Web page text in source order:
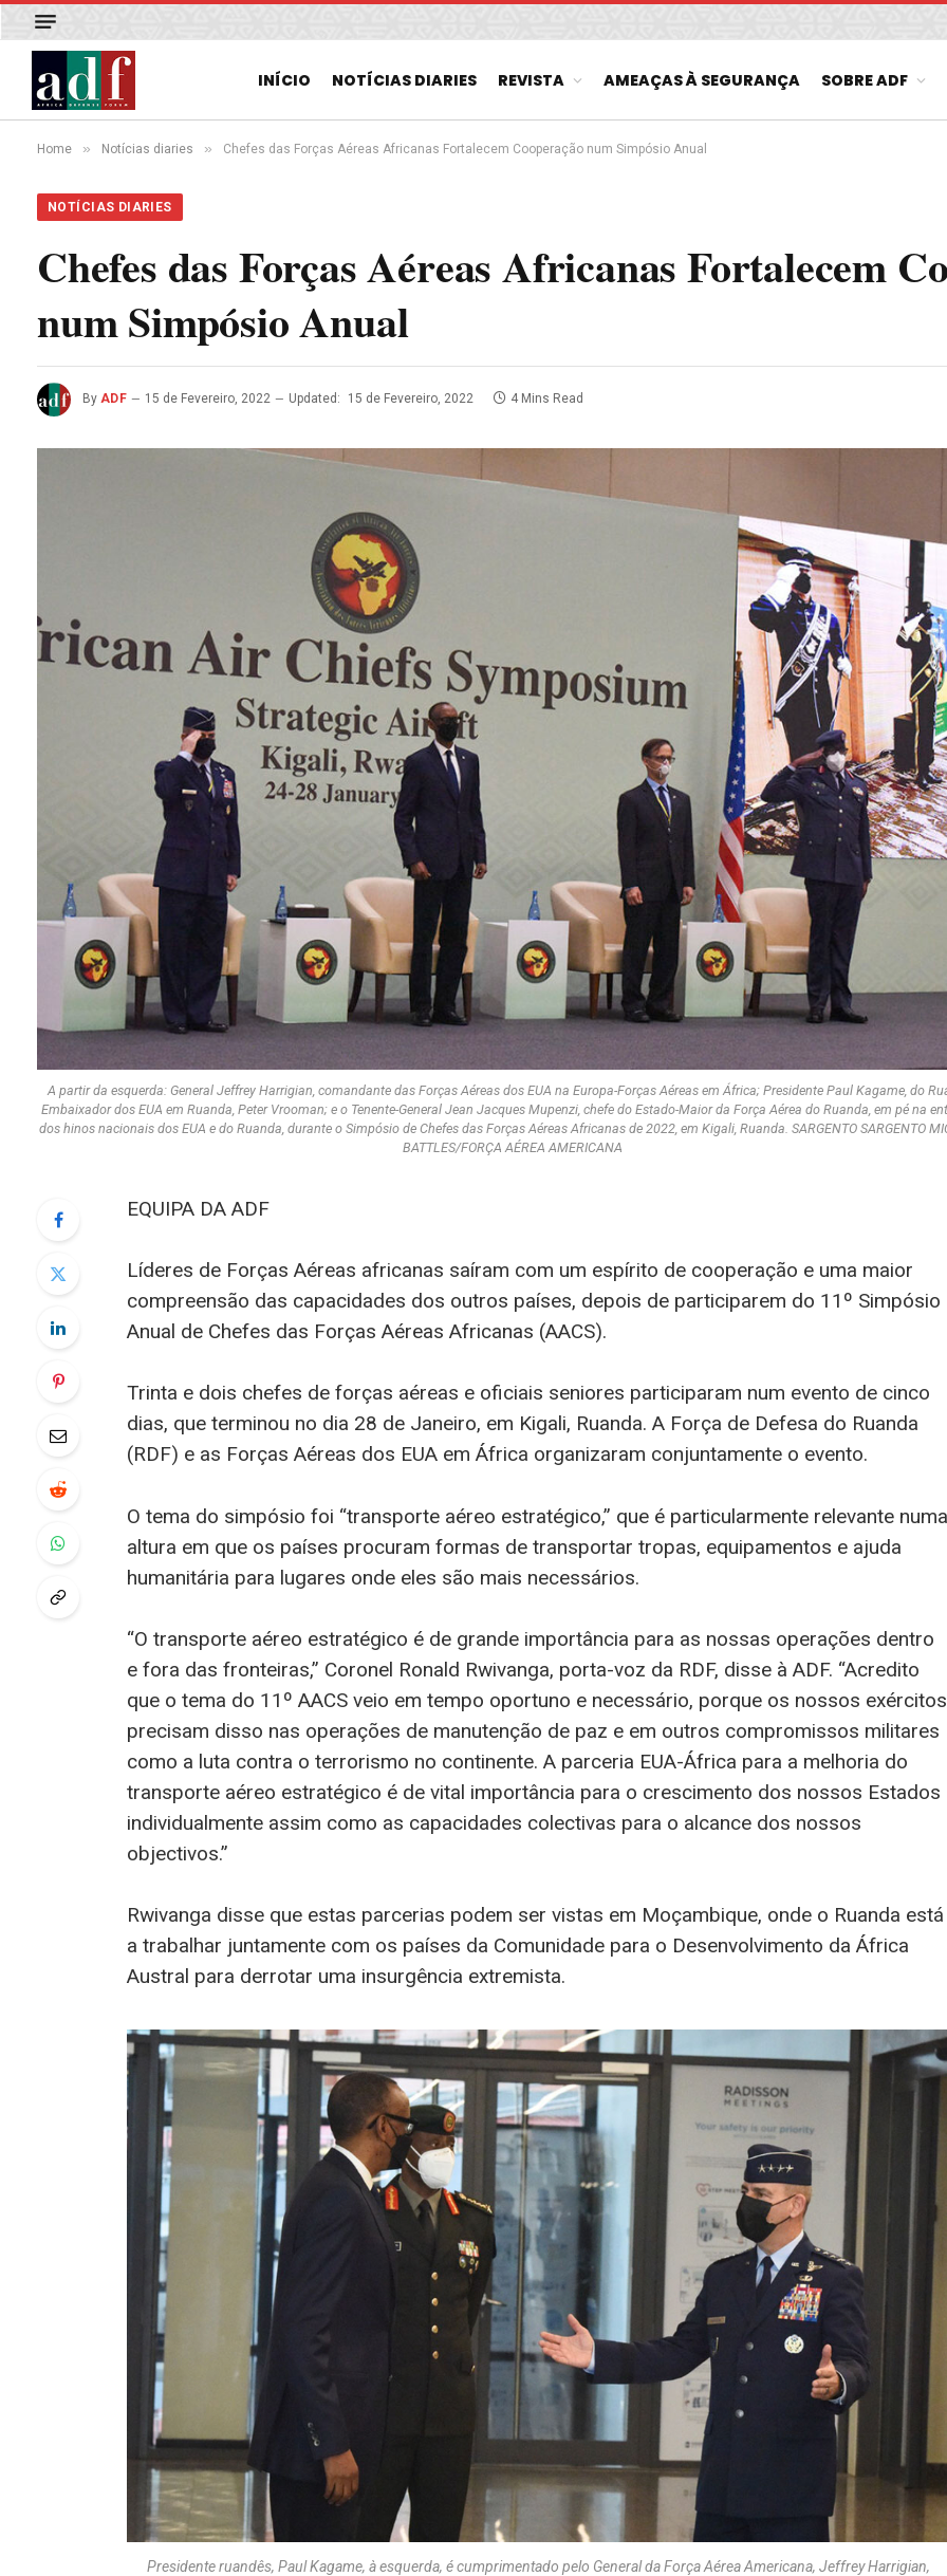
INÍCIO NOTÍCIAS DIARIES REVISTA AMEAÇAS À SEGURANÇA SOBRE ADF
Home » Notícias diaries » Chefes das Forças Aéreas Africanas Fortalecem Cooperação num Simpósio Anual
NOTÍCIAS DIARIES
Chefes das Forças Aéreas Africanas Fortalecem
num Simpósio Anual
By ADF 15 de Fevereiro, 2022 Updated: 15 de Fevereiro, 2022 4 Mins Read
A partir da esquerda: General Jeffrey Harrigian, comandante das Forças Aéreas dos EUA na Europa-Forças Aéreas em África; Presidente Paul Kagame, do
Embaixador dos EUA em Ruanda, Peter Vrooman; e o Tenente-General Jean Jacques Mupenzi, chefe do Estado-Maior da Força Aérea do Ruanda, em pé na
dos hinos nacionais dos EUA e do Ruanda, durante o Simpósio de Chefes das Forças Aéreas Africanas de 2022, em Kigali, Ruanda. SARGENTO SARGENTO
BATTLES/FORÇA AÉREA AMERICANA
EQUIPA DA ADF
Líderes de Forças Aéreas africanas saíram com um espírito de cooperação e uma maior
compreensão das capacidades dos outros países, depois de participarem do 11º Simpósio
Anual de Chefes das Forças Aéreas Africanas (AACS).
Trinta e dois chefes de forças aéreas e oficiais seniores participaram num evento de cinco
dias, que terminou no dia 28 de Janeiro, em Kigali, Ruanda. A Força de Defesa do Ruanda
(RDF) e as Forças Aéreas dos EUA em África organizaram conjuntamente o evento.
O tema do simpósio foi “transporte aéreo estratégico,” que é particularmente relevante numa
altura em que os países procuram formas de transportar tropas, equipamentos e ajuda
humanitária para lugares onde eles são mais necessários.
“O transporte aéreo estratégico é de grande importância para as nossas operações dentro
e fora das fronteiras,” Coronel Ronald Rwivanga, porta-voz da RDF, disse à ADF. “Acredito
que o tema do 11º AACS veio em tempo oportuno e necessário, porque os nossos exércitos
precisam disso nas operações de manutenção de paz e em outros compromissos militares
como a luta contra o terrorismo no continente. A parceria EUA-África para a melhoria do
transporte aéreo estratégico é de vital importância para o crescimento dos nossos Estados
individualmente assim como as capacidades colectivas para o alcance dos nossos
objectivos.”
Rwivanga disse que estas parcerias podem ser vistas em Moçambique, onde o Ruanda está
a trabalhar juntamente com os países da Comunidade para o Desenvolvimento da África
Austral para derrotar uma insurgência extremista.
Presidente ruandês, Paul Kagame, à esquerda, é cumprimentado pelo General da Força Aérea Americana, Jeffrey Harrigian,